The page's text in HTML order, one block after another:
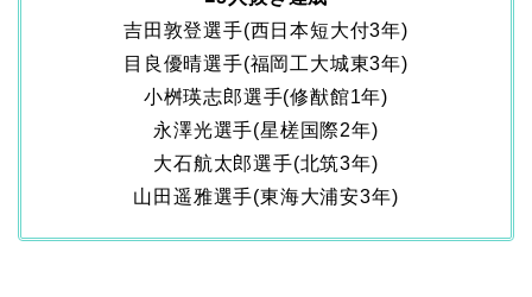
吉田敦登選手(西日本短大付3年)
目良優晴選手(福岡工大城東3年)
小桝瑛志郎選手(修猷館1年)
永澤光選手(星槎国際2年)
大石航太郎選手(北筑3年)
山田遥雅選手(東海大浦安3年)